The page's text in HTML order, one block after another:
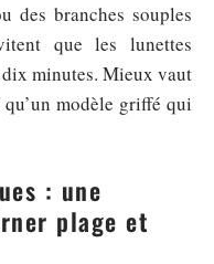
des branches souples
que les lunettes
minutes. Mieux vaut
modèle griffé qui
: une
plage et